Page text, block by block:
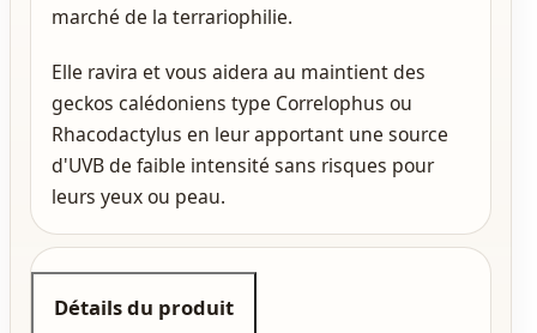
marché de la terrariophilie.
Elle ravira et vous aidera au maintient des
geckos calédoniens type Correlophus ou
Rhacodactylus en leur apportant une source
d'UVB de faible intensité sans risques pour
leurs yeux ou peau.
Détails du produit